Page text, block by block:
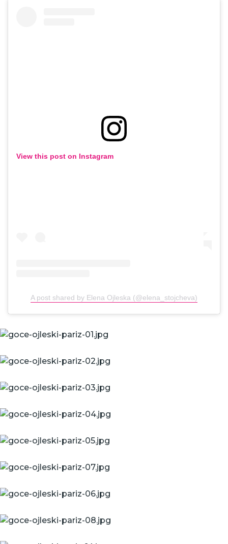
View this post on Instagram
A post shared by Elena Ojleska (@elena_stojcheva)